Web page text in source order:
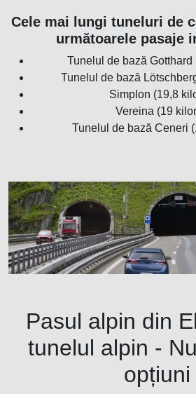
Cele mai lungi tuneluri de
următoarele pasaje
Tunelul de bază Gotthard
Tunelul de bază
Simplon (19,8
Vereina (19
Tunelul de bază Ceneri
Pasul alpin din
tunelul alpin -
opțiuni